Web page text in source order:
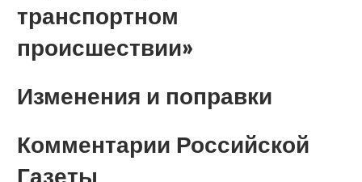
транспортном
происшествии»
Изменения и поправки
Комментарии Российской